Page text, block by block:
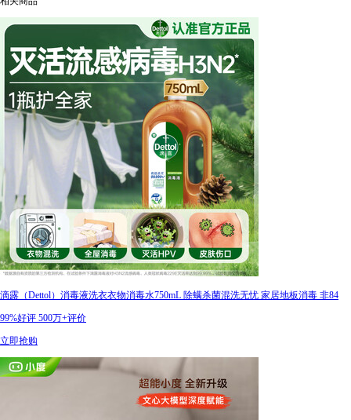
滴露（Dettol）消毒液洗衣衣物消毒水750mL 除螨杀菌混洗无忧 家居地板消毒 非84
99%好评 500万+评价
立即抢购